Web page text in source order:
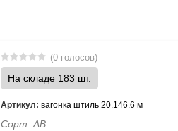
(0 голосов)
На складе 183 шт.
Артикул: вагонка штиль 20.146.6 м
Сорт: АВ